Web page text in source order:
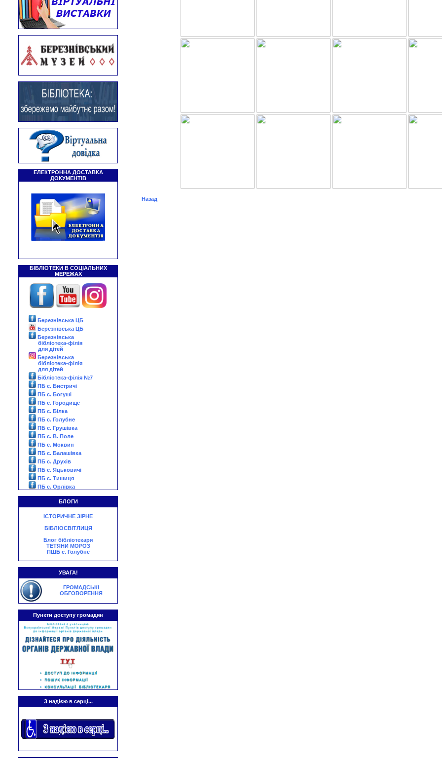
ЕЛЕКТРОННА ДОСТАВКА
ДОКУМЕНТІВ
БІБЛІОТЕКИ В СОЦІАЛЬНИХ
МЕРЕЖАХ
Березнівська ЦБ
Березнівська ЦБ
Березнівська
бібліотека-філія
для дітей
Березнівська
бібліотека-філія
для дітей
Бібліотека-філія №7
ПБ с. Бистричі
ПБ с. Богуші
ПБ с. Городище
ПБ с. Білка
ПБ с. Голубне
ПБ с. Грушівка
ПБ с. В. Поле
ПБ с. Моквин
ПБ с. Балашівка
ПБ с. Друхів
ПБ с. Яцьковичі
ПБ с. Тишиця
ПБ с. Орлівка
БЛОГИ
ІСТОРИЧНЕ ЗІРНЕ
БІБЛІОСВІТЛИЦЯ
Блог бібліотекаря
ТЕТЯНИ МОРОЗ
ПШБ с. Голубне
УВАГА!
ГРОМАДСЬКІ
ОБГОВОРЕННЯ
Пункти доступу громадян
З надією в серці...
Назад